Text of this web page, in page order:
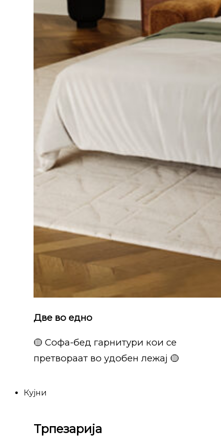
Две во едно
🟡 Софа-бед гарнитури кои се
претвораат во удобен лежај 🟡
Кујни
Трпезарија